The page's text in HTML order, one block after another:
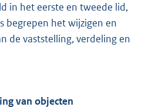
in het eerste en tweede lid,
begrepen het wijzigen en
de vaststelling, verdeling en
van objecten